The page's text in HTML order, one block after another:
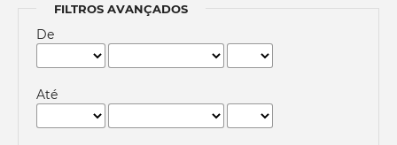
FILTROS AVANÇADOS
De
Até